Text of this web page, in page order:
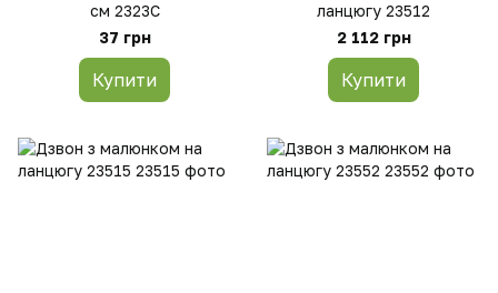
см 2323C
37 грн
Купити
ланцюгу 23512
2 112 грн
Купити